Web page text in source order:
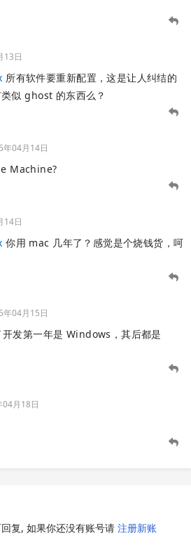
13日
所有软件要重新配置，这是让人纠结的
似 ghost 的东西么？
年04月14日
Machine?
14日
你用 mac 几年了？感觉是个烧钱货，呵
年04月15日
开发第一年是 Windows，其后都是
月18日
复, 如果你还没有账号请 注册新账